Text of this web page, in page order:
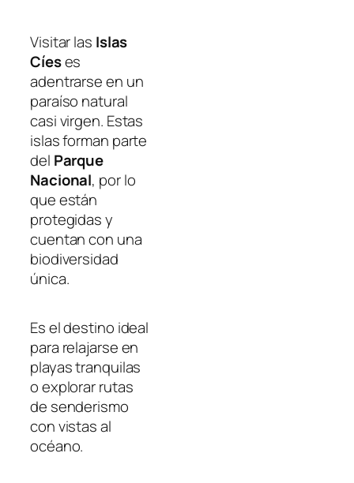
Visitar las Islas
Cíeses
adentrarse en un
paraíso natural
casi virgen. Estas
islas forman parte
del Parque
Nacional, por lo
que están
protegidas y
cuentan con una
biodiversidad
única.
Es el destino ideal
para relajarse en
playas tranquilas
o explorar rutas
de senderismo
con vistas al
océano.